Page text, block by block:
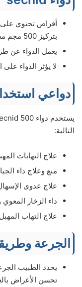
بتركيز 500 مجم مضاد للطفيليات من مشتقات نيتروإيميدازول.
يعمل الدواء عن
لا يؤثر الدواء
دواعي
التالية:
علاج التهابات
منع وعلاج داء
علاج عدوى
داء الزخار المعوي
علاج التهاب
الجرعة
يحدد الطبيب
تحسن الأعراض